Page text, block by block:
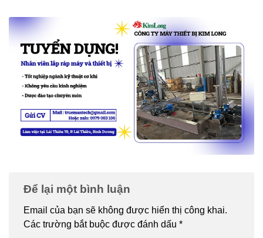
Để lại một bình luận
Email của bạn sẽ không được hiển thị công khai.
Các trường bắt buộc được đánh dấu *